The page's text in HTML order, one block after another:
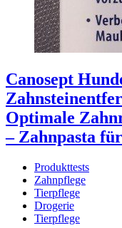
Canosept
Optimale
– Zahnpasta
Produkttests
Zahnpflege
Tierpflege
Drogerie
Tierpflege